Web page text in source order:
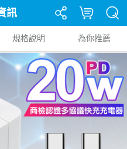
訊
規格說明 為你推薦